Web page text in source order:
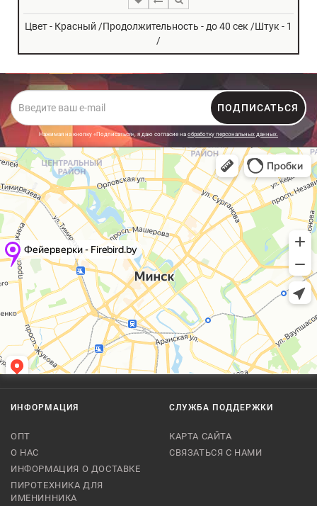
Цвет - Красный /Продолжительность - до 40 сек /Штук - 1
/
ПОДПИСАТЬСЯ
Нажимая на кнопку «Подписаться», я даю cогласие на обработку персональных данных.
ИНФОРМАЦИЯ
ОПТ
О НАС
ИНФОРМАЦИЯ О ДОСТАВКЕ
ПИРОТЕХНИКА ДЛЯ
ИМЕНИННИКА
СЛУЖБА ПОДДЕРЖКИ
КАРТА САЙТА
СВЯЗАТЬСЯ С НАМИ